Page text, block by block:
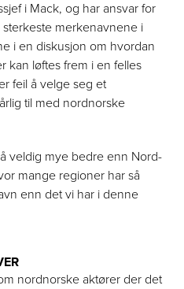
i Mack, og har ansvar for
merkenavnene i
i en diskusjon om hvordan
kan løftes frem i en felles
feil å velge seg et
til med nordnorske
veldig mye bedre enn Nord-
mange regioner har så
enn det vi har i denne
nordnorske aktører der det